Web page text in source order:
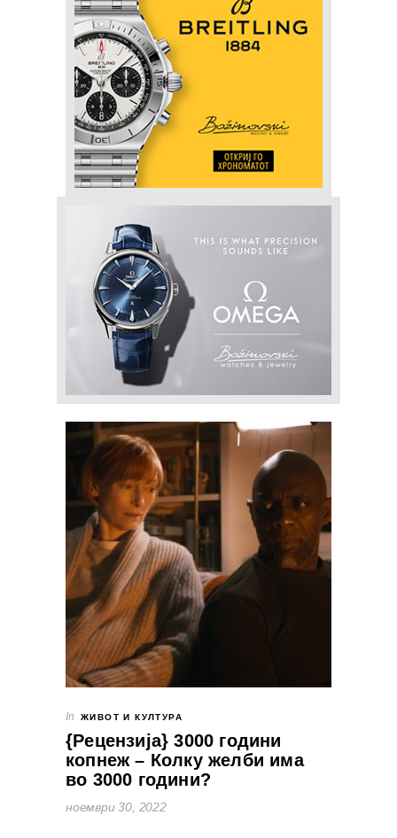
In ЖИВОТ И КУЛТУРА
{Рецензија} 3000 години
копнеж – Колку желби има
во 3000 години?
ноември 30, 2022